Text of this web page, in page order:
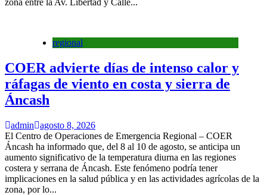
regional
COER advierte días de intenso calor y
ráfagas de viento en costa y sierra de
Áncash
admin
agosto 8, 2026
El Centro de Operaciones de Emergencia Regional – COER
Áncash ha informado que, del 8 al 10 de agosto, se anticipa un
aumento significativo de la temperatura diurna en las regiones
costera y serrana de Áncash. Este fenómeno podría tener
implicaciones en la salud pública y en las actividades agrícolas de la
zona, por lo...